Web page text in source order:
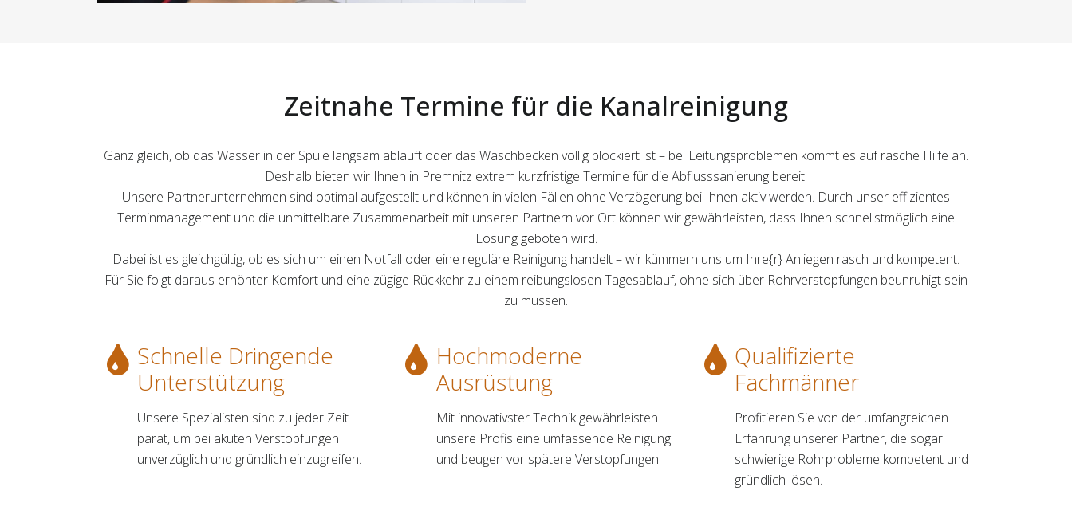
Zeitnahe Termine für die Kanalreinigung
Ganz gleich, ob das Wasser in der Spüle langsam abläuft oder das Waschbecken völlig blockiert ist – bei Leitungsproblemen kommt es auf rasche Hilfe an.
Deshalb bieten wir Ihnen in Premnitz extrem kurzfristige Termine für die Abflusssanierung bereit.
Unsere Partnerunternehmen sind optimal aufgestellt und können in vielen Fällen ohne Verzögerung bei Ihnen aktiv werden. Durch unser effizientes
Terminmanagement und die unmittelbare Zusammenarbeit mit unseren Partnern vor Ort können wir gewährleisten, dass Ihnen schnellstmöglich eine
Lösung geboten wird.
Dabei ist es gleichgültig, ob es sich um einen Notfall oder eine reguläre Reinigung handelt – wir kümmern uns um Ihre{r} Anliegen rasch und kompetent.
Für Sie folgt daraus erhöhter Komfort und eine zügige Rückkehr zu einem reibungslosen Tagesablauf, ohne sich über Rohrverstopfungen beunruhigt sein
zu müssen.
Schnelle Dringende
Unterstützung
Unsere Spezialisten sind zu jeder Zeit
parat, um bei akuten Verstopfungen
unverzüglich und gründlich einzugreifen.
Hochmoderne
Ausrüstung
Mit innovativster Technik gewährleisten
unsere Profis eine umfassende Reinigung
und beugen vor spätere Verstopfungen.
Qualifizierte
Fachmänner
Profitieren Sie von der umfangreichen
Erfahrung unserer Partner, die sogar
schwierige Rohrprobleme kompetent und
gründlich lösen.